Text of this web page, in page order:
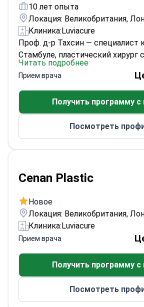
10 лет опыта
Локация: Великобритания,
Клиника:Luviacure
Проф. д-р Тахсин — специалист
Стамбуле, пластический хирург
опытом работы и более чем 10
проведенных операций. Он
на медицинском факультете
университета и прошел
Онкологическом центре им.
при Нью-Йоркском
также отмечает его членство в
ассоциации пластической,
эстетической хирургии и
пластической хирургии.
Читать подробнее
Прием врача
Получить программу с
Посмотреть
Cenan Plastic
Новое
Локация: Великобритания,
Клиника:Luviacure
Прием врача
Получить программу с
Посмотреть